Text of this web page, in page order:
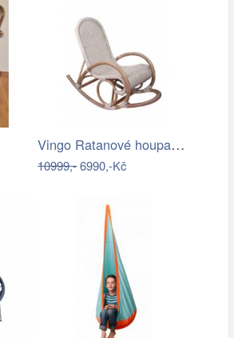
Vingo Ratanové houpací křeslo - bílá…
10999,-6990,-Kč